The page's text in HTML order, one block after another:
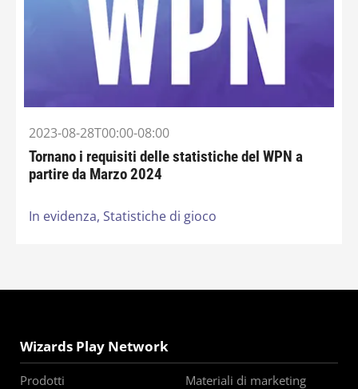
2023-08-28T00:00-08:00
Tornano i requisiti delle statistiche del WPN a
partire da Marzo 2024
In evidenza, Statistiche di gioco
Wizards Play Network
Prodotti
Materiali di marketing